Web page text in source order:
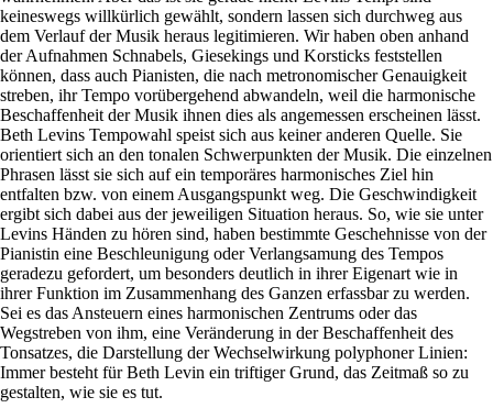
keineswegs willkürlich gewählt, sondern lassen sich durchweg aus
dem Verlauf der Musik heraus legitimieren. Wir haben oben anhand
der Aufnahmen Schnabels, Giesekings und Korsticks feststellen
können, dass auch Pianisten, die nach metronomischer Genauigkeit
streben, ihr Tempo vorübergehend abwandeln, weil die harmonische
Beschaffenheit der Musik ihnen dies als angemessen erscheinen lässt.
Beth Levins Tempowahl speist sich aus keiner anderen Quelle. Sie
orientiert sich an den tonalen Schwerpunkten der Musik. Die einzelnen
Phrasen lässt sie sich auf ein temporäres harmonisches Ziel hin
entfalten bzw. von einem Ausgangspunkt weg. Die Geschwindigkeit
ergibt sich dabei aus der jeweiligen Situation heraus. So, wie sie unter
Levins Händen zu hören sind, haben bestimmte Geschehnisse von der
Pianistin eine Beschleunigung oder Verlangsamung des Tempos
geradezu gefordert, um besonders deutlich in ihrer Eigenart wie in
ihrer Funktion im Zusammenhang des Ganzen erfassbar zu werden.
Sei es das Ansteuern eines harmonischen Zentrums oder das
Wegstreben von ihm, eine Veränderung in der Beschaffenheit des
Tonsatzes, die Darstellung der Wechselwirkung polyphoner Linien:
Immer besteht für Beth Levin ein triftiger Grund, das Zeitmaß so zu
gestalten, wie sie es tut.